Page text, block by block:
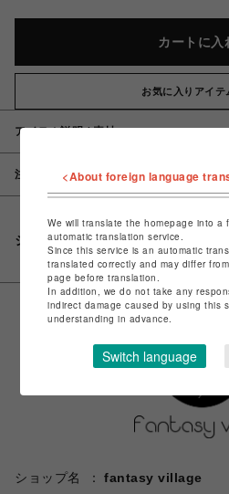
カートに入
お気に入りアイテ
アイテム説明 / 素材
注意事項
シェアする
ショップ名
fantasy village
<About foreign language
We will translate the homepage into a
automatic translation service.
Since this service is an automatic
translated correctly and may differ
page before translation.
In addition, we do not take any
indirect damage caused by using this
understanding in advance.
Switch language